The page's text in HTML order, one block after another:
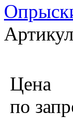
Цена
по